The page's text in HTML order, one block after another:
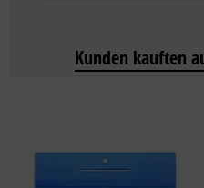
Kunden kauften